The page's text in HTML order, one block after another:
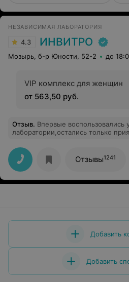
НЕЗАВИСИМАЯ ЛАБОРАТОРИЯ
4.3 ИНВИТРО
Мозырь, б-р Юности, 52-2 до
VIP комплекс для женщин
от 563,50 руб.
Отзыв. Впервые воспользовались
лаборатории,остались только приятные впечатления.
Отзывы1241
Добавить
Добавить